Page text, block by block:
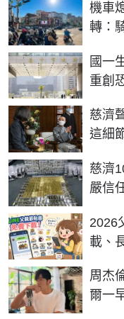
機車
轉：
國一
重創
慈濟
這細
慈濟
嚴信
2026
載、
周杰
爾一